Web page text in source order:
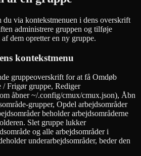
du via kontekstmenuen i dens overskrift
administrere gruppen og tilføje
dem opretter en ny gruppe.
kontekstmenu
gruppeoverskrift for at få Omdøb
Frigør gruppe, Rediger
åbner ~/.config/cmux/cmux.json), Åbn
grupper, Opdel arbejdsområder
beholder arbejdsområderne
Slet gruppe lukker
og alle arbejdsområder i
underarbejdsområder, beder den